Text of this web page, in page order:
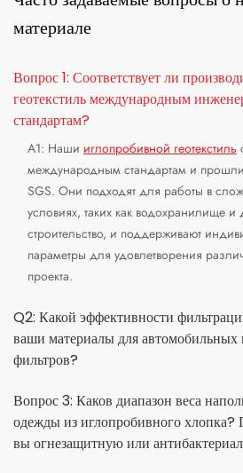
материале
Вопрос 1: Соответствует ли
геотекстиль международным
стандартам?
A1: Наши иглопробивной геотекстиль
международным стандартам и
SGS. Они подходят для работы в
условиях, таких как водохранилище
строительство, и поддерживают
параметры для удовлетворения
проекта.
Q2: Какой эффективности
ваши материалы для
фильтров?
Вопрос 3: Каков диапазон веса
одежды из иглопробивного хлопка?
вы огнезащитную или